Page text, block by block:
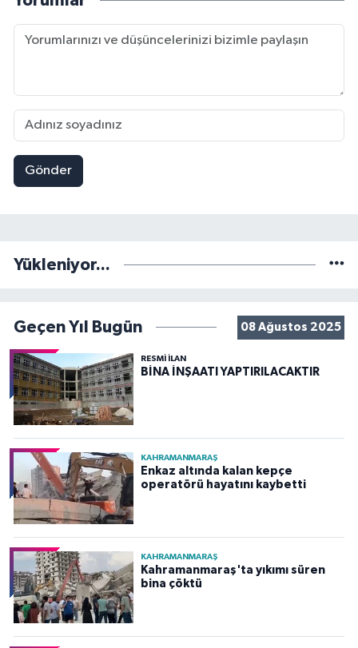
Gönder
Yükleniyor...
Geçen Yıl Bugün 08 Ağustos 2025
RESMİ İLAN
BİNA İNŞAATI YAPTIRILACAKTIR
KAHRAMANMARAŞ
Enkaz altında kalan kepçe
operatörü hayatını kaybetti
KAHRAMANMARAŞ
Kahramanmaraş'ta yıkımı süren
bina çöktü